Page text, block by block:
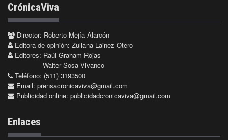
CrónicaViva
Director: Roberto Mejía Alarcón
Editora de opinión: Zuliana Lainez Otero
Editores: Raúl Graham Rojas
Walter Sosa Vivanco
Teléfono: (511) 3193500
Email: prensacronicaviva@gmail.com
Publicidad online: publicidadcronicaviva@gmail.com
Enlaces